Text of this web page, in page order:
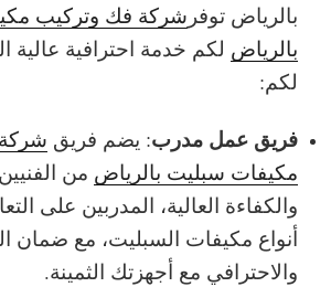
بالرياض توفر شركة فك وتركيب
بالرياض لكم خدمة احترافية عالية
لكم:
فريق عمل مدرب: يضم فريق
مكيفات سبليت بالرياض من
والكفاءة العالية، المدربين على
أنواع مكيفات السبليت، مع ضمان
والاحترافي مع أجهزتك الثمينة.